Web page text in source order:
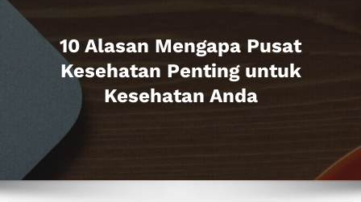
10 Alasan Mengapa Pusat
Kesehatan Penting untuk
Kesehatan Anda